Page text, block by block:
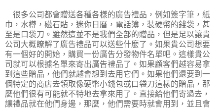
很多公司都會贈送各種各樣的廣告禮品，例如簽字筆，紙
巾，水樽，磁石貼，迷你日曆，電話簿，裝硬幣的錢袋，甚
至是口袋刀。雖然這並不是我們全部的贈品，但是足以讓貴
公司大概瞭解了廣告禮品可以送些什麼了。如果貴公司想要
有一個好的開始，購買一份廣告分發物件名單吧。這樣貴公
司就可以根據名單來寄出廣告禮品了。如果顧客們越容易拿
到這些贈品，他們就越會想到去用它們。如果他們還要到一
個特定的商店去領取像硬幣小錢包或口袋刀這樣的贈品，那
麼他們很有可能就不特地去拿來用了。直接給他們寄過去，
讓禮品就在他們身邊，那麼，他們需要時就會用到，並且會